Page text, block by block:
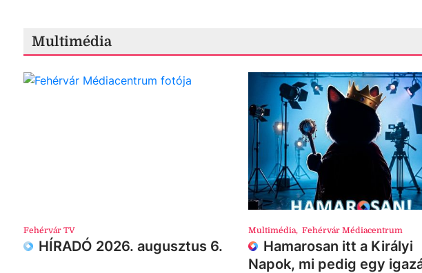
Multimédia
Fehérvár TV
HÍRADÓ 2026. augusztus 6.
Multimédia, Fehérvár Médiacentrum
Hamarosan itt a Királyi
Napok, mi pedig egy